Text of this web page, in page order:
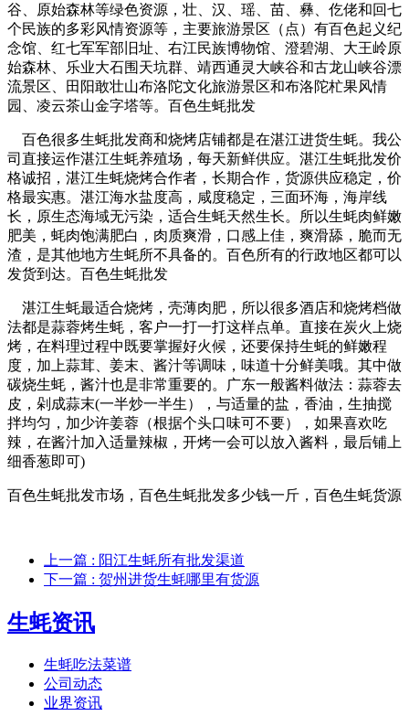
谷、原始森林等绿色资源，壮、汉、瑶、苗、彝、仡佬和回七
个民族的多彩风情资源等，主要旅游景区（点）有百色起义纪
念馆、红七军军部旧址、右江民族博物馆、澄碧湖、大王岭原
始森林、乐业大石围天坑群、靖西通灵大峡谷和古龙山峡谷漂
流景区、田阳敢壮山布洛陀文化旅游景区和布洛陀杧果风情
园、凌云茶山金字塔等。百色生蚝批发
百色很多生蚝批发商和烧烤店铺都是在湛江进货生蚝。我公
司直接运作湛江生蚝养殖场，每天新鲜供应。湛江生蚝批发价
格诚招，湛江生蚝烧烤合作者，长期合作，货源供应稳定，价
格最实惠。湛江海水盐度高，咸度稳定，三面环海，海岸线
长，原生态海域无污染，适合生蚝天然生长。所以生蚝肉鲜嫩
肥美，蚝肉饱满肥白，肉质爽滑，口感上佳，爽滑舔，脆而无
渣，是其他地方生蚝所不具备的。百色所有的行政地区都可以
发货到达。百色生蚝批发
湛江生蚝最适合烧烤，壳薄肉肥，所以很多酒店和烧烤档做
法都是蒜蓉烤生蚝，客户一打一打这样点单。直接在炭火上烧
烤，在料理过程中既要掌握好火候，还要保持生蚝的鲜嫩程
度，加上蒜茸、姜末、酱汁等调味，味道十分鲜美哦。其中做
碳烧生蚝，酱汁也是非常重要的。广东一般酱料做法：蒜蓉去
皮，剁成蒜末(一半炒一半生），与适量的盐，香油，生抽搅
拌均匀，加少许姜蓉（根据个头口味可不要），如果喜欢吃
辣，在酱汁加入适量辣椒，开烤一会可以放入酱料，最后铺上
细香葱即可)
百色生蚝批发市场，百色生蚝批发多少钱一斤，百色生蚝货源
上一篇 : 阳江生蚝所有批发渠道
下一篇 : 贺州进货生蚝哪里有货源
生蚝资讯
生蚝吃法菜谱
公司动态
业界资讯